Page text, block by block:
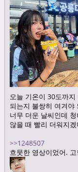
오늘 기온이 30도까
되는지 불쌍히 여겨야
너무 더운 날씨인데
않을 때 빨리 더워지
>>1248507
흐뭇한 영상이었어.